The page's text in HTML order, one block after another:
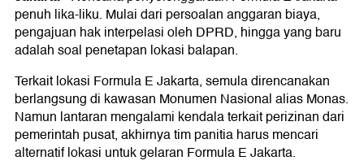
penuh lika-liku. Mulai dari persoalan anggaran biaya,
pengajuan hak interpelasi oleh DPRD, hingga yang baru
adalah soal penetapan lokasi balapan.
Terkait lokasi Formula E Jakarta, semula direncanakan
berlangsung di kawasan Monumen Nasional alias Monas.
Namun lantaran mengalami kendala terkait perizinan dari
pemerintah pusat, akhirnya tim panitia harus mencari
alternatif lokasi untuk gelaran Formula E Jakarta.